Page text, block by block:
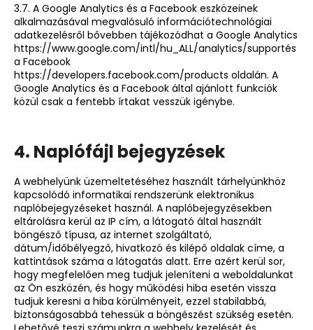
3.7. A Google Analytics és a Facebook eszközeinek
alkalmazásával megvalósuló információtechnológiai
adatkezelésről bővebben tájékozódhat a Google Analytics
https://www.google.com/intl/hu_ALL/analytics/supportés
a Facebook
https://developers.facebook.com/products oldalán. A
Google Analytics és a Facebook által ajánlott funkciók
közül csak a fentebb írtakat vesszük igénybe.
4. Naplófájl bejegyzések
A webhelyünk üzemeltetéséhez használt tárhelyünkhöz
kapcsolódó informatikai rendszerünk elektronikus
naplóbejegyzéseket használ. A naplóbejegyzésekben
eltárolásra kerül az IP cím, a látogató által használt
böngésző típusa, az internet szolgáltató,
dátum/időbélyegző, hivatkozó és kilépő oldalak címe, a
kattintások száma a látogatás alatt. Erre azért kerül sor,
hogy megfelelően meg tudjuk jeleníteni a weboldalunkat
az Ön eszközén, és hogy működési hiba esetén vissza
tudjuk keresni a hiba körülményeit, ezzel stabilabbá,
biztonságosabbá tehessük a böngészést szükség esetén.